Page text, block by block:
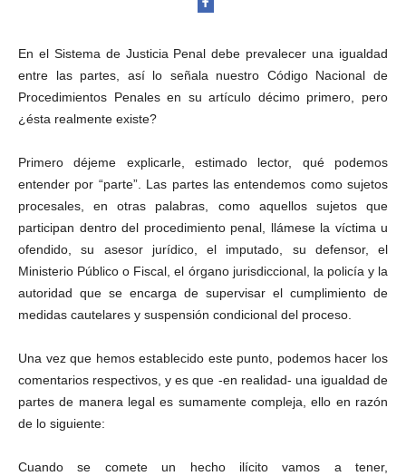
Facebook
Twitter
En el Sistema de Justicia Penal debe prevalecer una igualdad
entre las partes, así lo señala nuestro Código Nacional de
Procedimientos Penales en su artículo décimo primero, pero
¿ésta realmente existe?
Primero déjeme explicarle, estimado lector, qué podemos
entender por “parte”. Las partes las entendemos como sujetos
procesales, en otras palabras, como aquellos sujetos que
participan dentro del procedimiento penal, llámese la víctima u
ofendido, su asesor jurídico, el imputado, su defensor, el
Ministerio Público o Fiscal, el órgano jurisdiccional, la policía y la
autoridad que se encarga de supervisar el cumplimiento de
medidas cautelares y suspensión condicional del proceso.
Una vez que hemos establecido este punto, podemos hacer los
comentarios respectivos, y es que -en realidad- una igualdad de
partes de manera legal es sumamente compleja, ello en razón
de lo siguiente:
Cuando se comete un hecho ilícito vamos a tener,